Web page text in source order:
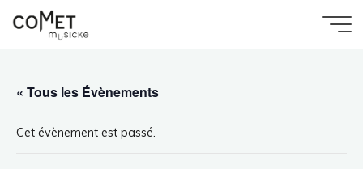
France Musique – C. Monterverdi, Il Canto alla
« Tous les Évènements
Cet évènement est passé.